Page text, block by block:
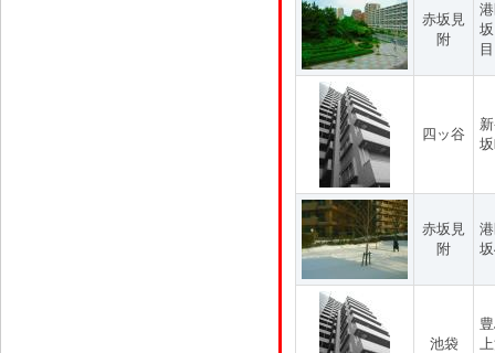
赤坂見
附
目
四ッ谷
赤坂見
附
池袋